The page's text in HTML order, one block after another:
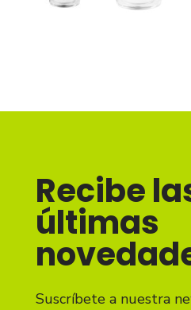
Recibe
últimas
Suscríbete a nuestra